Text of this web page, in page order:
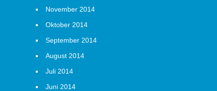
November 2014
Oktober 2014
September 2014
August 2014
Juli 2014
Juni 2014